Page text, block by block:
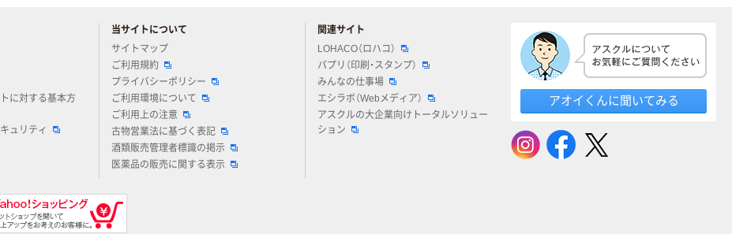
に対する基本方
ュリティ
当サイトについて
サイトマップ
ご利用規約
プライバシーポリシー
ご利用環境について
ご利用上の注意
古物営業法に基づく表記
酒類販売管理者標識の掲示
医薬品の販売に関する表示
関連サイト
LOHACO（ロハコ）
パプリ（印刷・スタンプ）
みんなの仕事場
エシラボ（Webメディア）
アスクルの大企業向けトータルソリュー
ション
アオイくんに聞いてみる